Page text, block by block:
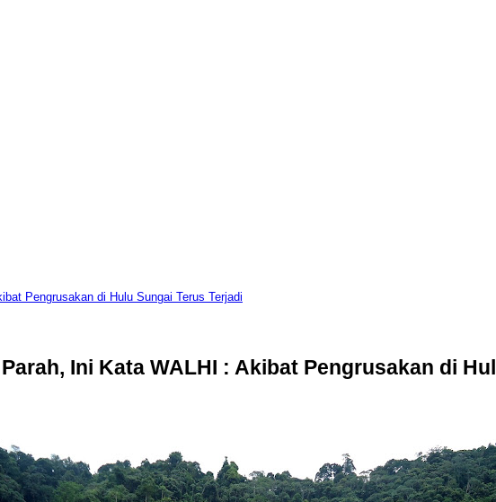
Pengrusakan di Hulu Sungai Terus Terjadi
Ini Kata WALHI : Akibat Pengrusakan di